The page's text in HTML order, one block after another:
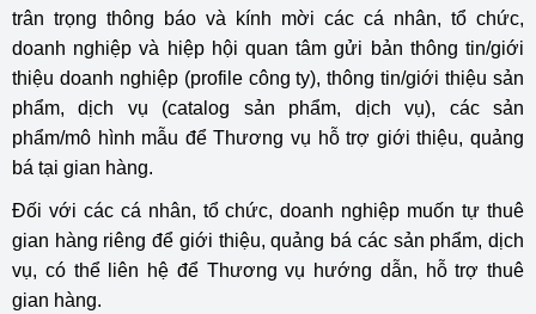
trân trọng thông báo và kính mời các cá nhân, tổ chức,
doanh nghiệp và hiệp hội quan tâm gửi bản thông tin/giới
thiệu doanh nghiệp (profile công ty), thông tin/giới thiệu sản
phẩm, dịch vụ (catalog sản phẩm, dịch vụ), các sản
phẩm/mô hình mẫu để Thương vụ hỗ trợ giới thiệu, quảng
bá tại gian hàng.
Đối với các cá nhân, tổ chức, doanh nghiệp muốn tự thuê
gian hàng riêng để giới thiệu, quảng bá các sản phẩm, dịch
vụ, có thể liên hệ để Thương vụ hướng dẫn, hỗ trợ thuê
gian hàng.